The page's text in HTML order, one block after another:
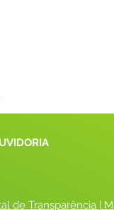
de Transparência |